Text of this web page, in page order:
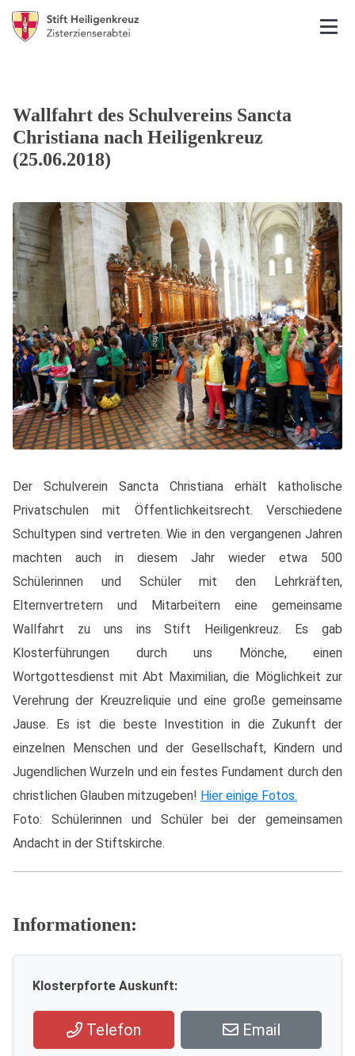
Wallfahrt des Schulvereins Sancta
Christiana nach Heiligenkreuz
(25.06.2018)
Der Schulverein Sancta Christiana erhält katholische
Privatschulen mit Öffentlichkeitsrecht. Verschiedene
Schultypen sind vertreten. Wie in den vergangenen Jahren
machten auch in diesem Jahr wieder etwa 500
Schülerinnen und Schüler mit den Lehrkräften,
Elternvertretern und Mitarbeitern eine gemeinsame
Wallfahrt zu uns ins Stift Heiligenkreuz. Es gab
Klosterführungen durch uns Mönche, einen
Wortgottesdienst mit Abt Maximilian, die Möglichkeit zur
Verehrung der Kreuzreliquie und eine große gemeinsame
Jause. Es ist die beste Investition in die Zukunft der
einzelnen Menschen und der Gesellschaft, Kindern und
Jugendlichen Wurzeln und ein festes Fundament durch den
christlichen Glauben mitzugeben! Hier einige Fotos.
Foto: Schülerinnen und Schüler bei der gemeinsamen
Andacht in der Stiftskirche.
Informationen:
Klosterpforte Auskunft:
Telefon Email